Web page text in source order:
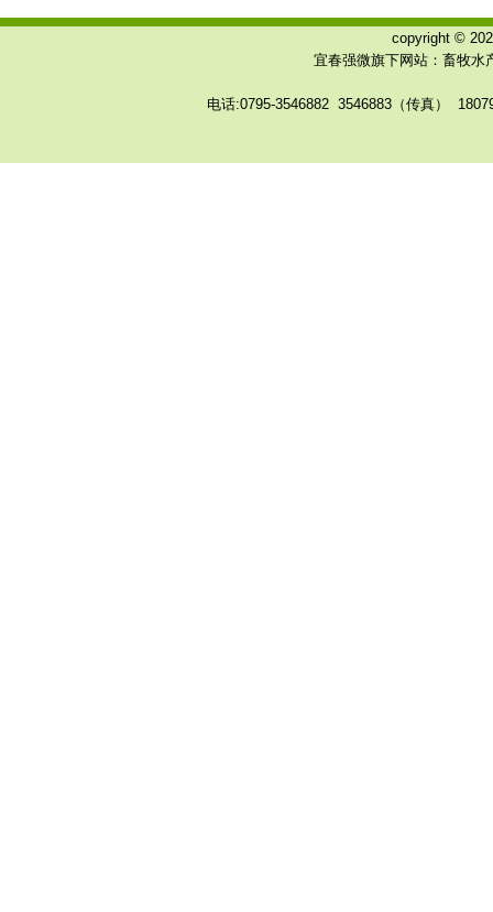
copyright ©
宜春强微旗下网站：畜牧水
电话:0795-3546882 3546883（传真）